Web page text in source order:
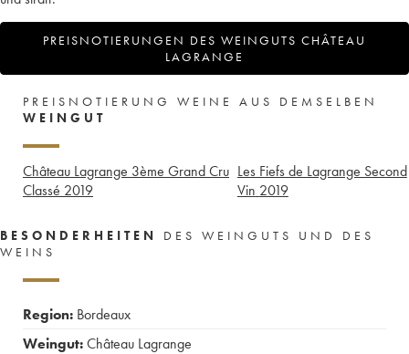
PREISNOTIERUNGEN DES WEINGUTS CHÂTEAU
LAGRANGE
PREISNOTIERUNG WEINE AUS DEMSELBEN
WEINGUT
Château Lagrange 3ème Grand Cru
Classé 2019
Les Fiefs de Lagrange Second
Vin 2019
BESONDERHEITEN
DES WEINGUTS UND DES
WEINS
Region: Bordeaux
Weingut:Château Lagrange